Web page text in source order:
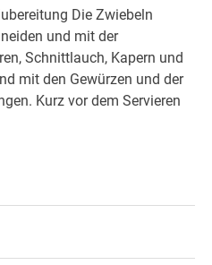
Die Zwiebeln
und mit der
Schnittlauch, Kapern und
mit den Gewürzen und der
Kurz vor dem Servieren